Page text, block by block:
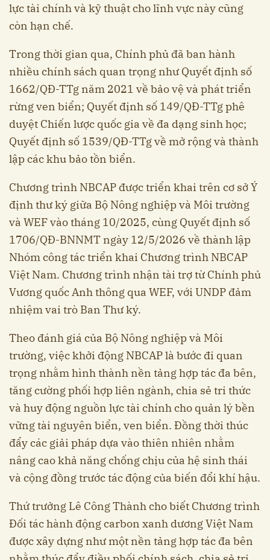
lực tài chính và kỹ thuật cho lĩnh vực này cũng
còn hạn chế.
Trong thời gian qua, Chính phủ đã ban hành
nhiều chính sách quan trọng như Quyết định số
1662/QĐ-TTg năm 2021 về bảo vệ và phát triển
rừng ven biển; Quyết định số 149/QĐ-TTg phê
duyệt Chiến lược quốc gia về đa dạng sinh học;
Quyết định số 1539/QĐ-TTg về mở rộng và thành
lập các khu bảo tồn biển.
Chương trình NBCAP được triển khai trên cơ sở Ý
định thư ký giữa Bộ Nông nghiệp và Môi trường
và WEF vào tháng 10/2025, cùng Quyết định số
1706/QĐ-BNNMT ngày 12/5/2026 về thành lập
Nhóm công tác triển khai Chương trình NBCAP
Việt Nam. Chương trình nhận tài trợ từ Chính phủ
Vương quốc Anh thông qua WEF, với UNDP đảm
nhiệm vai trò Ban Thư ký.
Theo đánh giá của Bộ Nông nghiệp và Môi
trường, việc khởi động NBCAP là bước đi quan
trọng nhằm hình thành nền tảng hợp tác đa bên,
tăng cường phối hợp liên ngành, chia sẻ tri thức
và huy động nguồn lực tài chính cho quản lý bền
vững tài nguyên biển, ven biển. Đồng thời thúc
đẩy các giải pháp dựa vào thiên nhiên nhằm
nâng cao khả năng chống chịu của hệ sinh thái
và cộng đồng trước tác động của biến đổi khí hậu.
Thứ trưởng Lê Công Thành cho biết Chương trình
Đối tác hành động carbon xanh dương Việt Nam
được xây dựng như một nền tảng hợp tác đa bên